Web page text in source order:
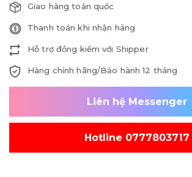
Giao hàng toàn quốc
Thanh toán khi nhận hàng
Hỗ trợ đồng kiểm với Shipper
Hàng chính hãng/Bảo hành 12 tháng
Liên hệ Messenger
Hotline 0777803717